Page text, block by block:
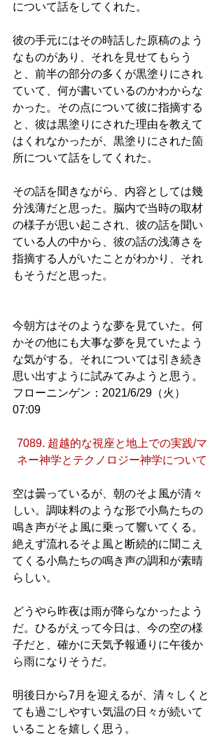
について話をしてくれた。
彼の手元にはその時話した原稿のよう
なものがあり、それを見せてもらう
と、前半の部分の多くが黒塗りにされ
ていて、何が書いているのかわからな
かった。その点について彼に指摘する
と、彼は黒塗りにされた理由を教えて
はくれなかったが、黒塗りにされた箇
所について話をしてくれた。
その話を聞きながら、内容としては幾
分浅薄だと思った。脳内で当時の取材
の様子が思い起こされ、彼の話を聞い
ている人の中から、彼の話の浅薄さを
指摘する人がいたことがわかり、それ
もそうだと思った。
今朝方はそのような夢を見ていた。何
かその他にも大事な夢を見ていたよう
な気がする。それについては引き続き
思い出すように試みてみようと思う。
フローニンゲン：2021/6/29（火）
07:09
7089. 超越的な視座と地上での実践/マ
ネー神学とテクノロジー神学について
空は曇っているが、朝のそよ風が清々
しい。調味料のような形で小鳥たちの
鳴き声がそよ風に乗って響いてくる。
絶えず流れるそよ風と断続的に聞こえ
てくる小鳥たちの鳴き声の調和が素晴
らしい。
どうやら昨夜は雨が降らなかったよう
だ。ひるがえって今日は、今の空の様
子だと、確かに天気予報通りに午後か
ら雨になりそうだ。
明後日から7月を迎えるが、清々しくと
ても過ごしやすい気温の日々が続いて
いることを嬉しく思う。